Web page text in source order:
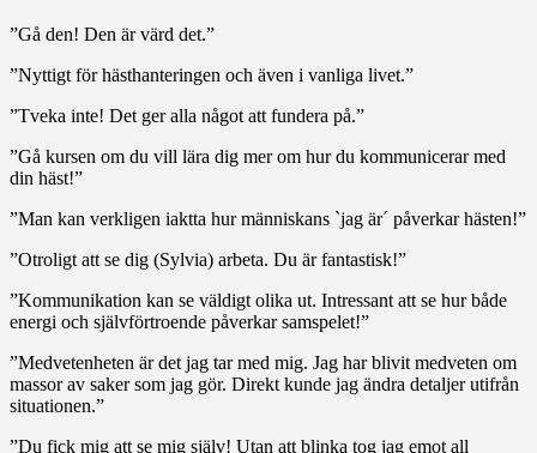
”Gå den! Den är värd det.”
”Nyttigt för hästhanteringen och även i vanliga livet.”
”Tveka inte! Det ger alla något att fundera på.”
”Gå kursen om du vill lära dig mer om hur du kommunicerar med
din häst!”
”Man kan verkligen iaktta hur människans `jag är´ påverkar hästen!”
”Otroligt att se dig (Sylvia) arbeta. Du är fantastisk!”
”Kommunikation kan se väldigt olika ut. Intressant att se hur både
energi och självförtroende påverkar samspelet!”
”Medvetenheten är det jag tar med mig. Jag har blivit medveten om
massor av saker som jag gör. Direkt kunde jag ändra detaljer utifrån
situationen.”
”Du fick mig att se mig själv! Utan att blinka tog jag emot all